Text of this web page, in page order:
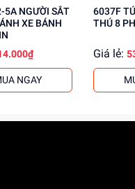
thêm thông tin!
SẮT
XE BÁNH
NGAY
6037F
THÚ 8
Giá lẻ: